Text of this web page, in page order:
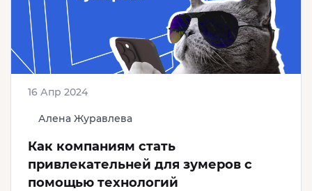
Алена Журавлева
16 Апр 2024
Как компаниям стать
привлекательней для зумеров с
помощью технологий